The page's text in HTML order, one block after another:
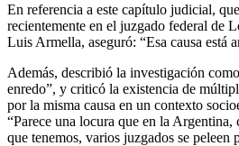
En referencia a este capítulo judicial,
recientemente en el juzgado federal de
Luis Armella, aseguró: “Esa causa está
Además, describió la investigación
enredo”, y criticó la existencia de
por la misma causa en un contexto
“Parece una locura que en la Argentina,
que tenemos, varios juzgados se peleen